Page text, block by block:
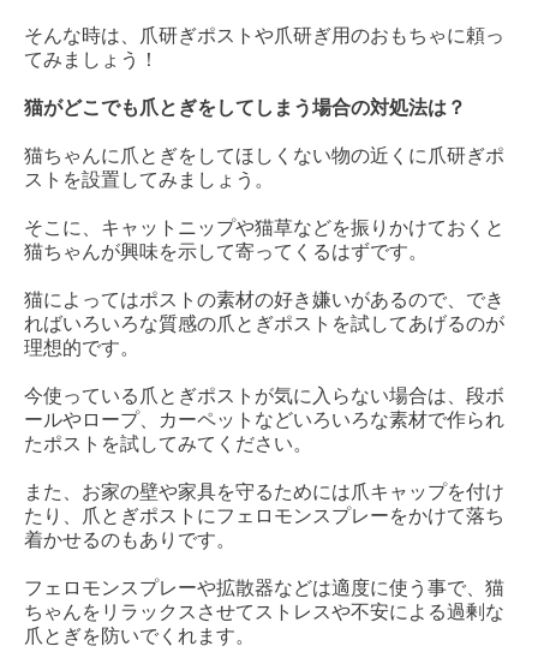
そんな時は、爪研ぎポストや爪研ぎ用のおもちゃに頼っ
てみましょう！
猫がどこでも爪とぎをしてしまう場合の対処法は？
猫ちゃんに爪とぎをしてほしくない物の近くに爪研ぎポ
ストを設置してみましょう。
そこに、キャットニップや猫草などを振りかけておくと
猫ちゃんが興味を示して寄ってくるはずです。
猫によってはポストの素材の好き嫌いがあるので、でき
ればいろいろな質感の爪とぎポストを試してあげるのが
理想的です。
今使っている爪とぎポストが気に入らない場合は、段ボ
ールやロープ、カーペットなどいろいろな素材で作られ
たポストを試してみてください。
また、お家の壁や家具を守るためには爪キャップを付け
たり、爪とぎポストにフェロモンスプレーをかけて落ち
着かせるのもありです。
フェロモンスプレーや拡散器などは適度に使う事で、猫
ちゃんをリラックスさせてストレスや不安による過剰な
爪とぎを防いでくれます。